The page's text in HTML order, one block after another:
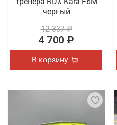
черный
12 337 ₽
4 700 ₽
В корзину